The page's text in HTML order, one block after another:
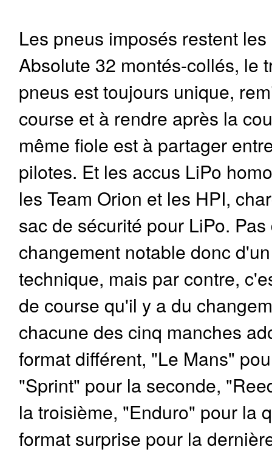
Les pneus imposés restent
Absolute 32 montés-collés, le
pneus est toujours unique,
course et à rendre après la
même fiole est à partager
pilotes. Et les accus LiPo
les Team Orion et les HPI,
sac de sécurité pour LiPo. Pas
changement notable donc
technique, mais par contre,
de course qu'il y a du
chacune des cinq manches
format différent, "Le Mans"
"Sprint" pour la seconde,
la troisième, "Enduro" pour la
format surprise pour la